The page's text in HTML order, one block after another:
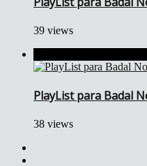
39 views
PlayList para Badal
38 views